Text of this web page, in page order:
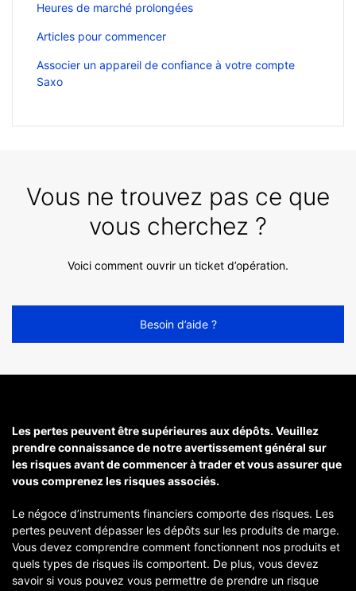
Heures de marché prolongées
Articles pour commencer
Associer un appareil de confiance à votre compte
Saxo
Vous ne trouvez pas ce que
vous cherchez ?
Voici comment ouvrir un ticket d’opération.
Besoin d’aide ?
Les pertes peuvent être supérieures aux dépôts. Veuillez
prendre connaissance de notre avertissement général sur
les risques avant de commencer à trader et vous assurer que
vous comprenez les risques associés.
Le négoce d’instruments financiers comporte des risques. Les
pertes peuvent dépasser les dépôts sur les produits de marge.
Vous devez comprendre comment fonctionnent nos produits et
quels types de risques ils comportent. De plus, vous devez
savoir si vous pouvez vous permettre de prendre un risque